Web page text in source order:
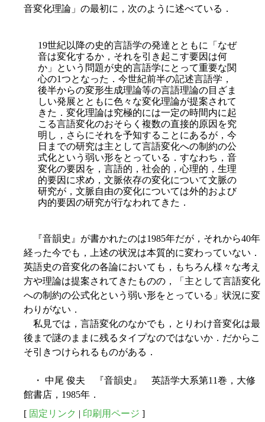
音変化理論」の最初に，次のように述べている．
19世紀以降の史的言語学の発達とともに「なぜ
音は変化するか，それを引き起こす要因は何
か」という問題が史的言語学にとって重要な関
心の1つとなった．今世紀前半の記述言語学，
後半からの変形生成理論等の言語理論の目ざま
しい発展とともに色々な変化理論が提案されて
きた．変化理論は究極的には一定の時間内に起
こる言語変化のおそらく複数の直接的原因を究
明し，さらにそれを予知することにあるが，今
日までの研究は主として言語変化への制約の公
式化という弱い形をとっている．すなわち，音
変化の要因を，言語的，社会的，心理的，生理
的要因に求め，文脈依存の変化について文脈の
研究が，文脈自由の変化については外的および
内的要因の研究が行なわれてきた．
『音韻史』が書かれたのは1985年だが，それから40年
経った今でも，上述の状況は本質的に変わっていない．
英語史の音変化の各論においても，もちろん様々な考え
方や理論は提案されてきたものの，「主として言語変化
への制約の公式化という弱い形をとっている」状況に変
わりがない．
私見では，言語変化のなかでも，とりわけ音変化は最
後まで謎のままに残るタイプなのではないか．だからこ
そ引きつけられるものがある．
・ 中尾 俊夫 『音韻史』 英語学大系第11巻，大修
館書店，1985年．
[ 固定リンク | 印刷用ページ ]